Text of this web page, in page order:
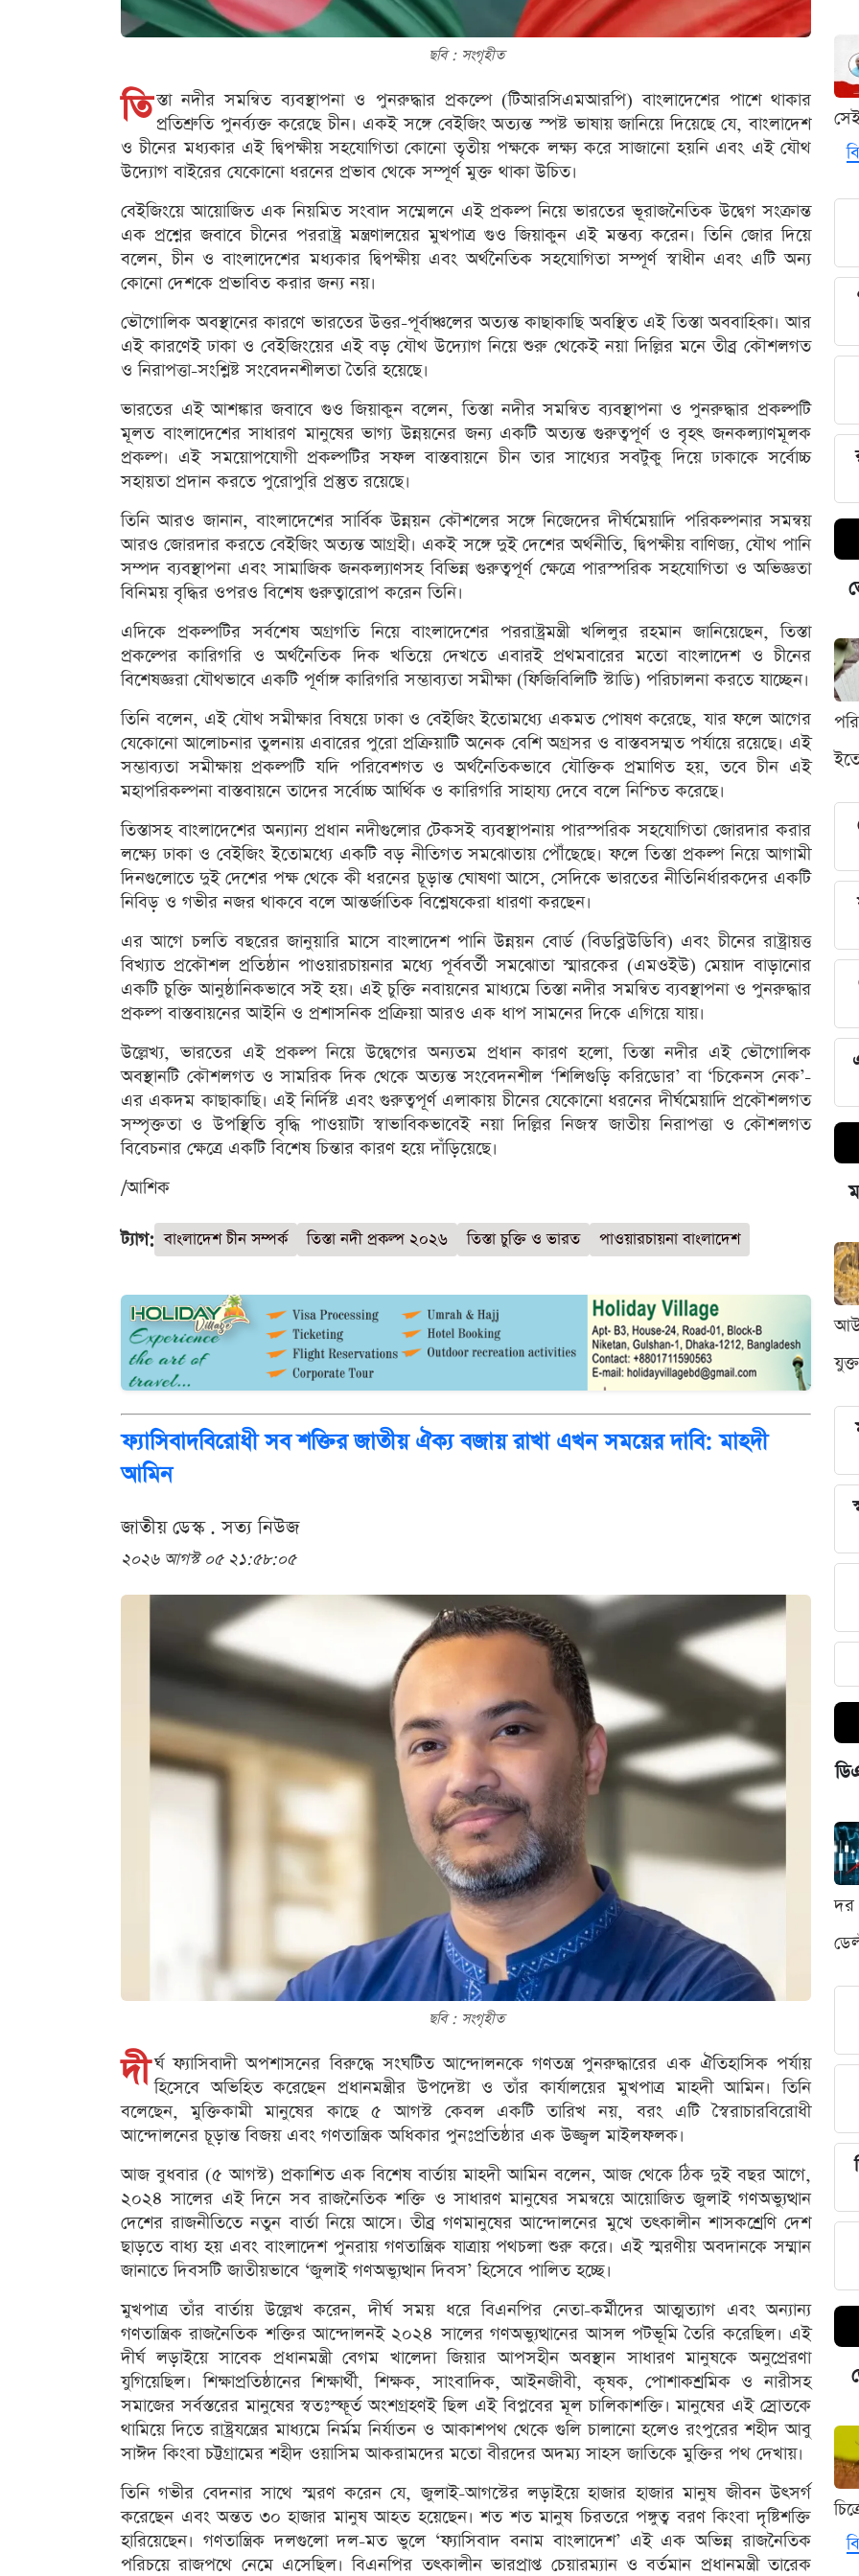
ছবি : সংগৃহীত
তি স্তা নদীর সমন্বিত ব্যবস্থাপনা ও পুনরুদ্ধার প্রকল্পে (টিআরসিএমআরপি) বাংলাদেশের পাশে থাকার
প্রতিশ্রুতি পুনর্ব্যক্ত করেছে চীন। একই সঙ্গে বেইজিং অত্যন্ত স্পষ্ট ভাষায় জানিয়ে দিয়েছে যে, বাংলাদেশ
ও চীনের মধ্যকার এই দ্বিপক্ষীয় সহযোগিতা কোনো তৃতীয় পক্ষকে লক্ষ্য করে সাজানো হয়নি এবং এই যৌথ
উদ্যোগ বাইরের যেকোনো ধরনের প্রভাব থেকে সম্পূর্ণ মুক্ত থাকা উচিত।
বেইজিংয়ে আয়োজিত এক নিয়মিত সংবাদ সম্মেলনে এই প্রকল্প নিয়ে ভারতের ভূরাজনৈতিক উদ্বেগ সংক্রান্ত
এক প্রশ্নের জবাবে চীনের পররাষ্ট্র মন্ত্রণালয়ের মুখপাত্র গুও জিয়াকুন এই মন্তব্য করেন। তিনি জোর দিয়ে
বলেন, চীন ও বাংলাদেশের মধ্যকার দ্বিপক্ষীয় এবং অর্থনৈতিক সহযোগিতা সম্পূর্ণ স্বাধীন এবং এটি অন্য
কোনো দেশকে প্রভাবিত করার জন্য নয়।
ভৌগোলিক অবস্থানের কারণে ভারতের উত্তর-পূর্বাঞ্চলের অত্যন্ত কাছাকাছি অবস্থিত এই তিস্তা অববাহিকা। আর
এই কারণেই ঢাকা ও বেইজিংয়ের এই বড় যৌথ উদ্যোগ নিয়ে শুরু থেকেই নয়া দিল্লির মনে তীব্র কৌশলগত
ও নিরাপত্তা-সংশ্লিষ্ট সংবেদনশীলতা তৈরি হয়েছে।
ভারতের এই আশঙ্কার জবাবে গুও জিয়াকুন বলেন, তিস্তা নদীর সমন্বিত ব্যবস্থাপনা ও পুনরুদ্ধার প্রকল্পটি
মূলত বাংলাদেশের সাধারণ মানুষের ভাগ্য উন্নয়নের জন্য একটি অত্যন্ত গুরুত্বপূর্ণ ও বৃহৎ জনকল্যাণমূলক
প্রকল্প। এই সময়োপযোগী প্রকল্পটির সফল বাস্তবায়নে চীন তার সাধ্যের সবটুকু দিয়ে ঢাকাকে সর্বোচ্চ
সহায়তা প্রদান করতে পুরোপুরি প্রস্তুত রয়েছে।
তিনি আরও জানান, বাংলাদেশের সার্বিক উন্নয়ন কৌশলের সঙ্গে নিজেদের দীর্ঘমেয়াদি পরিকল্পনার সমন্বয়
আরও জোরদার করতে বেইজিং অত্যন্ত আগ্রহী। একই সঙ্গে দুই দেশের অর্থনীতি, দ্বিপক্ষীয় বাণিজ্য, যৌথ পানি
সম্পদ ব্যবস্থাপনা এবং সামাজিক জনকল্যাণসহ বিভিন্ন গুরুত্বপূর্ণ ক্ষেত্রে পারস্পরিক সহযোগিতা ও অভিজ্ঞতা
বিনিময় বৃদ্ধির ওপরও বিশেষ গুরুত্বারোপ করেন তিনি।
এদিকে প্রকল্পটির সর্বশেষ অগ্রগতি নিয়ে বাংলাদেশের পররাষ্ট্রমন্ত্রী খলিলুর রহমান জানিয়েছেন, তিস্তা
প্রকল্পের কারিগরি ও অর্থনৈতিক দিক খতিয়ে দেখতে এবারই প্রথমবারের মতো বাংলাদেশ ও চীনের
বিশেষজ্ঞরা যৌথভাবে একটি পূর্ণাঙ্গ কারিগরি সম্ভাব্যতা সমীক্ষা (ফিজিবিলিটি স্টাডি) পরিচালনা করতে যাচ্ছেন।
তিনি বলেন, এই যৌথ সমীক্ষার বিষয়ে ঢাকা ও বেইজিং ইতোমধ্যে একমত পোষণ করেছে, যার ফলে আগের
যেকোনো আলোচনার তুলনায় এবারের পুরো প্রক্রিয়াটি অনেক বেশি অগ্রসর ও বাস্তবসম্মত পর্যায়ে রয়েছে। এই
সম্ভাব্যতা সমীক্ষায় প্রকল্পটি যদি পরিবেশগত ও অর্থনৈতিকভাবে যৌক্তিক প্রমাণিত হয়, তবে চীন এই
মহাপরিকল্পনা বাস্তবায়নে তাদের সর্বোচ্চ আর্থিক ও কারিগরি সাহায্য দেবে বলে নিশ্চিত করেছে।
তিস্তাসহ বাংলাদেশের অন্যান্য প্রধান নদীগুলোর টেকসই ব্যবস্থাপনায় পারস্পরিক সহযোগিতা জোরদার করার
লক্ষ্যে ঢাকা ও বেইজিং ইতোমধ্যে একটি বড় নীতিগত সমঝোতায় পৌঁছেছে। ফলে তিস্তা প্রকল্প নিয়ে আগামী
দিনগুলোতে দুই দেশের পক্ষ থেকে কী ধরনের চূড়ান্ত ঘোষণা আসে, সেদিকে ভারতের নীতিনির্ধারকদের একটি
নিবিড় ও গভীর নজর থাকবে বলে আন্তর্জাতিক বিশ্লেষকেরা ধারণা করছেন।
এর আগে চলতি বছরের জানুয়ারি মাসে বাংলাদেশ পানি উন্নয়ন বোর্ড (বিডব্লিউডিবি) এবং চীনের রাষ্ট্রায়ত্ত
বিখ্যাত প্রকৌশল প্রতিষ্ঠান পাওয়ারচায়নার মধ্যে পূর্ববর্তী সমঝোতা স্মারকের (এমওইউ) মেয়াদ বাড়ানোর
একটি চুক্তি আনুষ্ঠানিকভাবে সই হয়। এই চুক্তি নবায়নের মাধ্যমে তিস্তা নদীর সমন্বিত ব্যবস্থাপনা ও পুনরুদ্ধার
প্রকল্প বাস্তবায়নের আইনি ও প্রশাসনিক প্রক্রিয়া আরও এক ধাপ সামনের দিকে এগিয়ে যায়।
উল্লেখ্য, ভারতের এই প্রকল্প নিয়ে উদ্বেগের অন্যতম প্রধান কারণ হলো, তিস্তা নদীর এই ভৌগোলিক
অবস্থানটি কৌশলগত ও সামরিক দিক থেকে অত্যন্ত সংবেদনশীল ‘শিলিগুড়ি করিডোর’ বা ‘চিকেনস নেক’-
এর একদম কাছাকাছি। এই নির্দিষ্ট এবং গুরুত্বপূর্ণ এলাকায় চীনের যেকোনো ধরনের দীর্ঘমেয়াদি প্রকৌশলগত
সম্পৃক্ততা ও উপস্থিতি বৃদ্ধি পাওয়াটা স্বাভাবিকভাবেই নয়া দিল্লির নিজস্ব জাতীয় নিরাপত্তা ও কৌশলগত
বিবেচনার ক্ষেত্রে একটি বিশেষ চিন্তার কারণ হয়ে দাঁড়িয়েছে।
/আশিক
ট্যাগ: বাংলাদেশ চীন সম্পর্ক তিস্তা নদী প্রকল্প ২০২৬ তিস্তা চুক্তি ও ভারত পাওয়ারচায়না বাংলাদেশ
ফ্যাসিবাদবিরোধী সব শক্তির জাতীয় ঐক্য বজায় রাখা এখন সময়ের দাবি: মাহদী
আমিন
জাতীয় ডেস্ক . সত্য নিউজ
২০২৬ আগস্ট ০৫ ২১:৫৮:০৫
ছবি : সংগৃহীত
দী র্ঘ ফ্যাসিবাদী অপশাসনের বিরুদ্ধে সংঘটিত আন্দোলনকে গণতন্ত্র পুনরুদ্ধারের এক ঐতিহাসিক পর্যায়
হিসেবে অভিহিত করেছেন প্রধানমন্ত্রীর উপদেষ্টা ও তাঁর কার্যালয়ের মুখপাত্র মাহদী আমিন। তিনি
বলেছেন, মুক্তিকামী মানুষের কাছে ৫ আগস্ট কেবল একটি তারিখ নয়, বরং এটি স্বৈরাচারবিরোধী
আন্দোলনের চূড়ান্ত বিজয় এবং গণতান্ত্রিক অধিকার পুনঃপ্রতিষ্ঠার এক উজ্জ্বল মাইলফলক।
আজ বুধবার (৫ আগস্ট) প্রকাশিত এক বিশেষ বার্তায় মাহদী আমিন বলেন, আজ থেকে ঠিক দুই বছর আগে,
২০২৪ সালের এই দিনে সব রাজনৈতিক শক্তি ও সাধারণ মানুষের সমন্বয়ে আয়োজিত জুলাই গণঅভ্যুত্থান
দেশের রাজনীতিতে নতুন বার্তা নিয়ে আসে। তীব্র গণমানুষের আন্দোলনের মুখে তৎকালীন শাসকশ্রেণি দেশ
ছাড়তে বাধ্য হয় এবং বাংলাদেশ পুনরায় গণতান্ত্রিক যাত্রায় পথচলা শুরু করে। এই স্মরণীয় অবদানকে সম্মান
জানাতে দিবসটি জাতীয়ভাবে ‘জুলাই গণঅভ্যুত্থান দিবস’ হিসেবে পালিত হচ্ছে।
মুখপাত্র তাঁর বার্তায় উল্লেখ করেন, দীর্ঘ সময় ধরে বিএনপির নেতা-কর্মীদের আত্মত্যাগ এবং অন্যান্য
গণতান্ত্রিক রাজনৈতিক শক্তির আন্দোলনই ২০২৪ সালের গণঅভ্যুত্থানের আসল পটভূমি তৈরি করেছিল। এই
দীর্ঘ লড়াইয়ে সাবেক প্রধানমন্ত্রী বেগম খালেদা জিয়ার আপসহীন অবস্থান সাধারণ মানুষকে অনুপ্রেরণা
যুগিয়েছিল। শিক্ষাপ্রতিষ্ঠানের শিক্ষার্থী, শিক্ষক, সাংবাদিক, আইনজীবী, কৃষক, পোশাকশ্রমিক ও নারীসহ
সমাজের সর্বস্তরের মানুষের স্বতঃস্ফূর্ত অংশগ্রহণই ছিল এই বিপ্লবের মূল চালিকাশক্তি। মানুষের এই স্রোতকে
থামিয়ে দিতে রাষ্ট্রযন্ত্রের মাধ্যমে নির্মম নির্যাতন ও আকাশপথ থেকে গুলি চালানো হলেও রংপুরের শহীদ আবু
সাঈদ কিংবা চট্টগ্রামের শহীদ ওয়াসিম আকরামদের মতো বীরদের অদম্য সাহস জাতিকে মুক্তির পথ দেখায়।
তিনি গভীর বেদনার সাথে স্মরণ করেন যে, জুলাই-আগস্টের লড়াইয়ে হাজার হাজার মানুষ জীবন উৎসর্গ
করেছেন এবং অন্তত ৩০ হাজার মানুষ আহত হয়েছেন। শত শত মানুষ চিরতরে পঙ্গুত্ব বরণ কিংবা দৃষ্টিশক্তি
হারিয়েছেন। গণতান্ত্রিক দলগুলো দল-মত ভুলে ‘ফ্যাসিবাদ বনাম বাংলাদেশ’ এই এক অভিন্ন রাজনৈতিক
পরিচয়ে রাজপথে নেমে এসেছিল। বিএনপির তৎকালীন ভারপ্রাপ্ত চেয়ারম্যান ও বর্তমান প্রধানমন্ত্রী তারেক
দর